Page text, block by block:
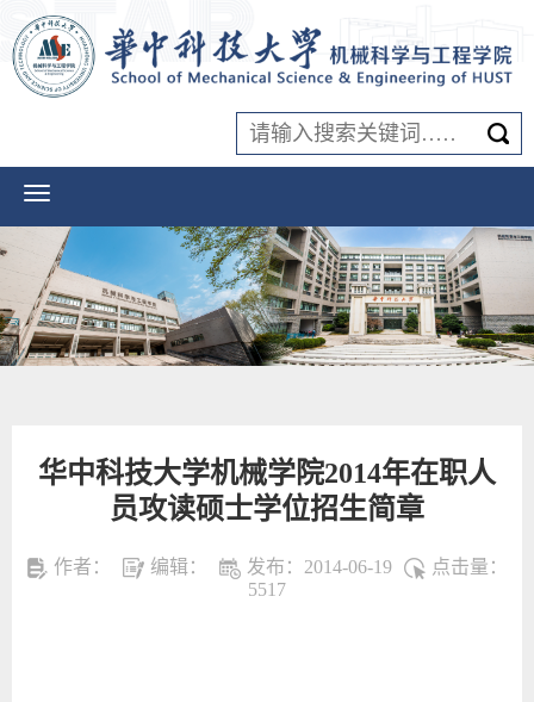
华中科技大学机械学院2014年在职人
员攻读硕士学位招生简章
作者： 编辑： 发布：2014-06-19
点击量：
5517